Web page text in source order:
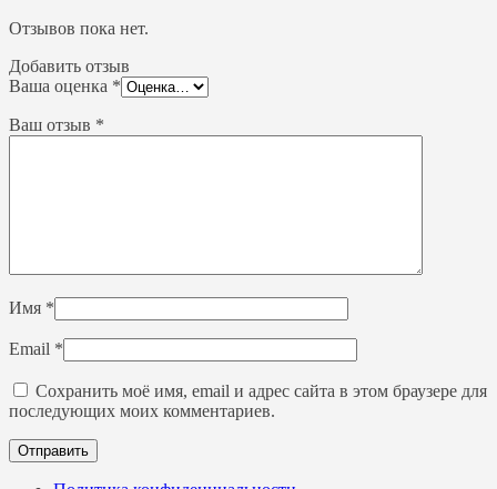
Отзывов пока нет.
Добавить отзыв
Ваша оценка *
Ваш отзыв *
Имя *
Email *
Сохранить моё имя, email и адрес сайта в этом браузере для
последующих моих комментариев.